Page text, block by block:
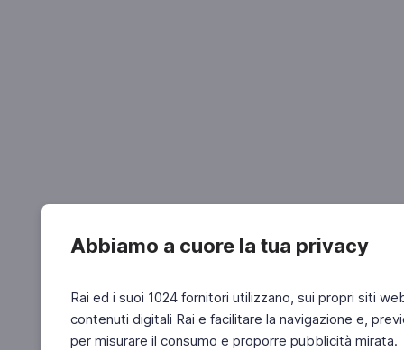
Abbiamo a cuore la tua privacy
Rai ed i suoi 1024 fornitori utilizzano, sui propri siti
contenuti digitali Rai e facilitare la navigazione e,
per misurare il consumo e proporre pubblicità mirata.